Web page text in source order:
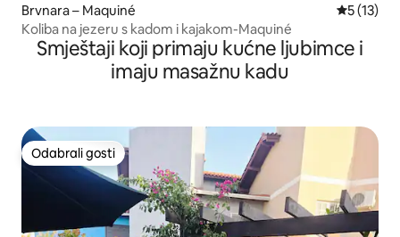
Brvnara – Maquiné Prosječna
5 (13)
Koliba na jezeru s kadom i kajakom-Maquiné
Smještaji koji primaju kućne ljubimce i
imaju masažnu kadu
Odabrali gosti
Odabrali gosti